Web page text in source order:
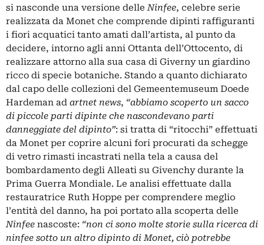
si nasconde una versione delle Ninfee, celebre serie
realizzata da Monet che comprende dipinti raffiguranti
i fiori acquatici tanto amati dall’artista, al punto da
decidere, intorno agli anni Ottanta dell’Ottocento, di
realizzare attorno alla sua casa di Giverny un giardino
ricco di specie botaniche. Stando a quanto dichiarato
dal capo delle collezioni del Gemeentemuseum Doede
Hardeman ad artnet news, “abbiamo scoperto un sacco
di piccole parti dipinte che nascondevano parti
danneggiate del dipinto”: si tratta di “ritocchi” effettuati
da Monet per coprire alcuni fori procurati da schegge
di vetro rimasti incastrati nella tela a causa del
bombardamento degli Alleati su Givenchy durante la
Prima Guerra Mondiale. Le analisi effettuate dalla
restauratrice Ruth Hoppe per comprendere meglio
l’entità del danno, ha poi portato alla scoperta delle
Ninfee nascoste: “non ci sono molte storie sulla ricerca di
ninfee sotto un altro dipinto di Monet, ciò potrebbe